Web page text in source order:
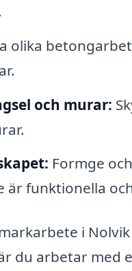
olika
och murar:
Formge
är funktionella
i
du arbetar med